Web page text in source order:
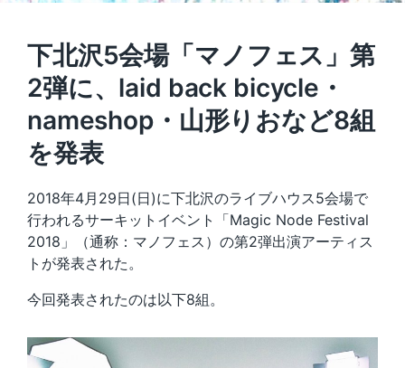
下北沢5会場「マノフェス」第
2弾に、laid back bicycle・
nameshop・山形りおなど8組
を発表
2018年4月29日(日)に下北沢のライブハウス5会場で
行われるサーキットイベント「Magic Node Festival
2018」（通称：マノフェス）の第2弾出演アーティス
トが発表された。
今回発表されたのは以下8組。